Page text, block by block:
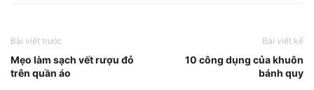
Bài viết trước
Mẹo làm sạch vết rượu đỏ
trên quần áo
Bài viết kế
10 công dụng của khuôn
bánh quy